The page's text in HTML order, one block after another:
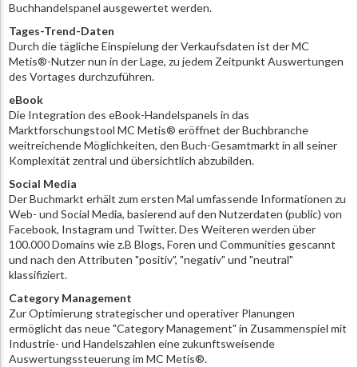
Buchhandelspanel ausgewertet werden.
Tages-Trend-Daten
Durch die tägliche Einspielung der Verkaufsdaten ist der MC
Metis®-Nutzer nun in der Lage, zu jedem Zeitpunkt Auswertungen
des Vortages durchzuführen.
eBook
Die Integration des eBook-Handelspanels in das
Marktforschungstool MC Metis® eröffnet der Buchbranche
weitreichende Möglichkeiten, den Buch-Gesamtmarkt in all seiner
Komplexität zentral und übersichtlich abzubilden.
Social Media
Der Buchmarkt erhält zum ersten Mal umfassende Informationen zu
Web- und Social Media, basierend auf den Nutzerdaten (public) von
Facebook, Instagram und Twitter. Des Weiteren werden über
100.000 Domains wie z.B Blogs, Foren und Communities gescannt
und nach den Attributen "positiv", "negativ" und "neutral"
klassifiziert.
Category Management
Zur Optimierung strategischer und operativer Planungen
ermöglicht das neue "Category Management" in Zusammenspiel mit
Industrie- und Handelszahlen eine zukunftsweisende
Auswertungssteuerung im MC Metis®.